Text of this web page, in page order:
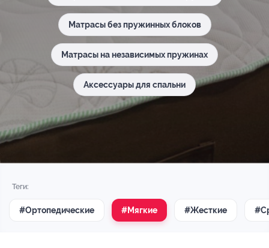
Матрасы без пружинных блоков
Матрасы на независимых пружинах
Аксессуары для спальни
Теги:
#Ортопедические #Мягкие #Жесткие